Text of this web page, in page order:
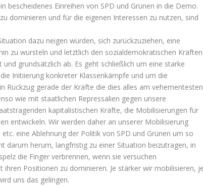
bescheidenes Einreihen von SPD und Grünen in die Demo.
dominieren und für die eigenen Interessen zu nutzen, sind
dazu neigen würden, sich zurückzuziehen, eine
zu wursteln und letztlich den sozialdemokratischen Kräften
grundsätzlich ab. Es geht schließlich um eine starke
Initiierung konkreter Klassenkämpfe und um die
Rückzug gerade der Kräfte die dies alles am vehementesten
wie mit staatlichen Repressalien gegen unsere
kapitalistischen Kräfte, die Mobilisierungen für
entwickeln. Wir werden daher an unserer Mobilisierung
eine Ablehnung der Politik von SPD und Grünen um so
darum herum, langfristig zu einer Situation beizutragen, in
die Finger verbrennen, wenn sie versuchen
Positionen zu dominieren. Je stärker wir mobilisieren,
uns das gelingen.